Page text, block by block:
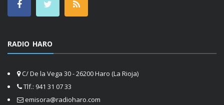
RADIO HARO
C/ De la Vega 30 - 26200 Haro (La Rioja)
Tlf.: 941 31 07 33
emisora@radioharo.com